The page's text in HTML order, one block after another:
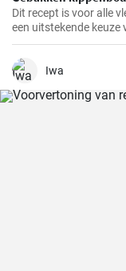
Dit recept is voor alle
een uitstekende keuze
te bereiden en het
Iwa